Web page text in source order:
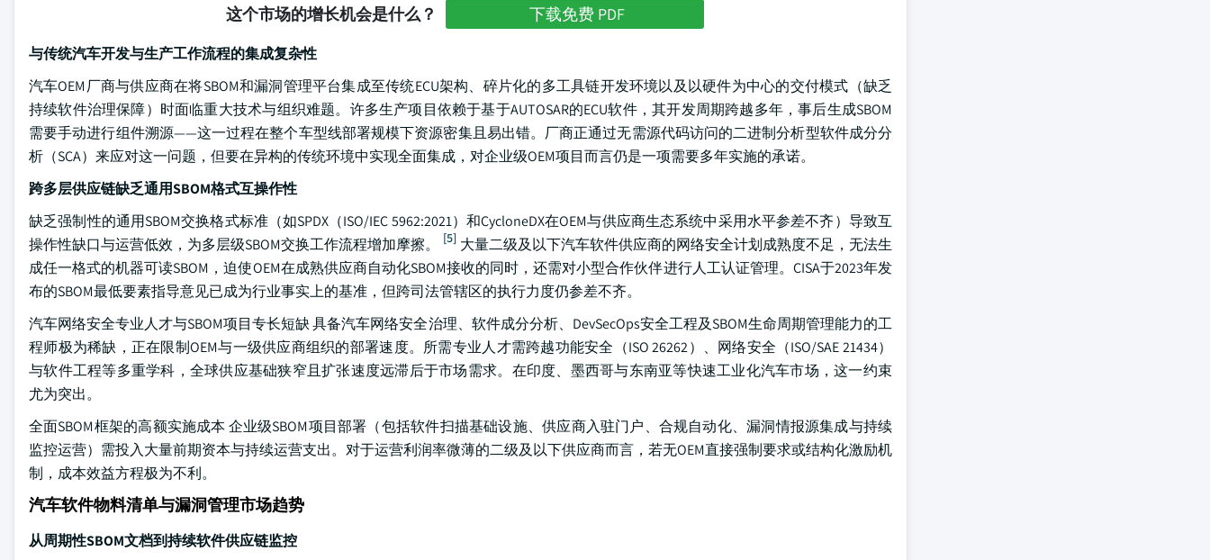
这个市场的增长机会是什么？ 下载免费 PDF
与传统汽车开发与生产工作流程的集成复杂性
汽车OEM厂商与供应商在将SBOM和漏洞管理平台集成至传统ECU架构、碎片化的多工具链开发环境以及以硬件为中心的交付模式（缺乏
持续软件治理保障）时面临重大技术与组织难题。许多生产项目依赖于基于AUTOSAR的ECU软件，其开发周期跨越多年，事后生成SBOM
需要手动进行组件溯源——这一过程在整个车型线部署规模下资源密集且易出错。厂商正通过无需源代码访问的二进制分析型软件成分分
析（SCA）来应对这一问题，但要在异构的传统环境中实现全面集成，对企业级OEM项目而言仍是一项需要多年实施的承诺。
跨多层供应链缺乏通用SBOM格式互操作性
缺乏强制性的通用SBOM交换格式标准（如SPDX（ISO/IEC 5962:2021）和CycloneDX在OEM与供应商生态系统中采用水平参差不齐）导致互
操作性缺口与运营低效，为多层级SBOM交换工作流程增加摩擦。
[5] 大量二级及以下汽车软件供应商的网络安全计划成熟度不足，无法生
成任一格式的机器可读SBOM，迫使OEM在成熟供应商自动化SBOM接收的同时，还需对小型合作伙伴进行人工认证管理。CISA于2023年发
布的SBOM最低要素指导意见已成为行业事实上的基准，但跨司法管辖区的执行力度仍参差不齐。
汽车网络安全专业人才与SBOM项目专长短缺 具备汽车网络安全治理、软件成分分析、DevSecOps安全工程及SBOM生命周期管理能力的工
程师极为稀缺，正在限制OEM与一级供应商组织的部署速度。所需专业人才需跨越功能安全（ISO 26262）、网络安全（ISO/SAE 21434）
与软件工程等多重学科，全球供应基础狭窄且扩张速度远滞后于市场需求。在印度、墨西哥与东南亚等快速工业化汽车市场，这一约束
尤为突出。
全面SBOM框架的高额实施成本 企业级SBOM项目部署（包括软件扫描基础设施、供应商入驻门户、合规自动化、漏洞情报源集成与持续
监控运营）需投入大量前期资本与持续运营支出。对于运营利润率微薄的二级及以下供应商而言，若无OEM直接强制要求或结构化激励机
制，成本效益方程极为不利。
汽车软件物料清单与漏洞管理市场趋势
从周期性SBOM文档到持续软件供应链监控